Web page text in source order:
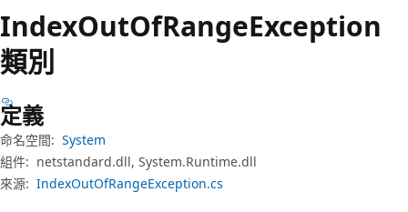
IndexOutOfRangeException
類別
定義
命名空間: System
組件: netstandard.dll, System.Runtime.dll
來源: IndexOutOfRangeException.cs